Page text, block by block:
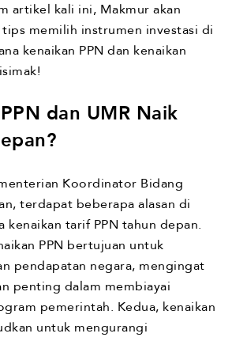
artikel kali ini, Makmur akan
memilih instrumen investasi di
kenaikan PPN dan kenaikan
dan UMR Naik
Koordinator Bidang
terdapat beberapa alasan di
kenaikan tarif PPN tahun depan.
PPN bertujuan untuk
pendapatan negara, mengingat
penting dalam membiayai
pemerintah. Kedua, kenaikan
untuk mengurangi